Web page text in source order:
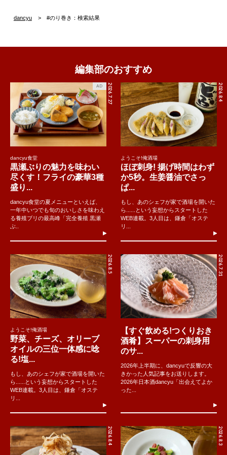
dancyu #のり巻き：検索結果
編集部のおすすめ
2026.7.27
AD
dancyu食堂
黒瀬ぶりの魅力を味わい
尽くす！フライの豪華3種
盛り...
dancyu食堂の夏メニューといえば、
一年中いつでも旬のおいしさを味わえ
る養殖ブリの最高峰「完全養殖 黒瀬
ぶ..
2026.8.4
ようこそ!俺酒場
ほぼ刺身! 揚げ時間はわず
か5秒。生姜醤油でさっ
ぱ...
もし、あのシェフが家で酒場を開いた
ら......という妄想からスタートした
WEB連載。3人目は、鎌倉「オステ
リ...
2026.8.5
ようこそ!俺酒場
野菜、チーズ、オリーブ
オイルの三位一体感に唸
る!塩...
もし、あのシェフが家で酒場を開いた
ら......という妄想からスタートした
WEB連載。3人目は、鎌倉「オステ
リ...
2026.7.31
【すぐ飲める!つくりおき
酒肴】スーパーの刺身用
のサ...
2026年上半期に、dancyuで反響の大
きかった人気記事をお送りします。
2026年日本酒dancyu「出会えてよか
った...
2026.8.4 2026.8.3